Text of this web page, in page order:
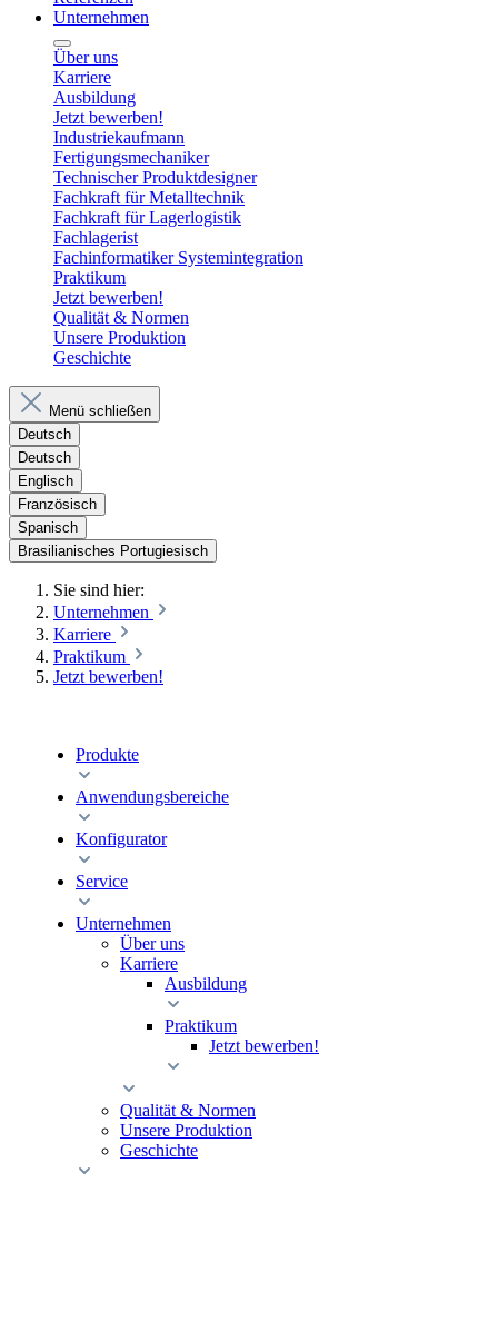
Unternehmen
Über uns
Karriere
Ausbildung
Jetzt bewerben!
Industriekaufmann
Fertigungsmechaniker
Technischer Produktdesigner
Fachkraft für Metalltechnik
Fachkraft für Lagerlogistik
Fachlagerist
Fachinformatiker Systemintegration
Praktikum
Jetzt bewerben!
Qualität & Normen
Unsere Produktion
Geschichte
Menü schließen
Deutsch
Deutsch
Englisch
Französisch
Spanisch
Brasilianisches Portugiesisch
Sie sind hier:
Unternehmen
Karriere
Praktikum
Jetzt bewerben!
Produkte
Anwendungsbereiche
Konfigurator
Service
Unternehmen
Über uns
Karriere
Ausbildung
Praktikum
Jetzt bewerben!
Qualität & Normen
Unsere Produktion
Geschichte